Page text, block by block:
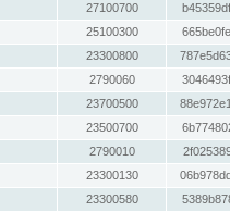
27100700
25100300
23300800
2790060
23700500
23500700
2790010
23300130
23300580